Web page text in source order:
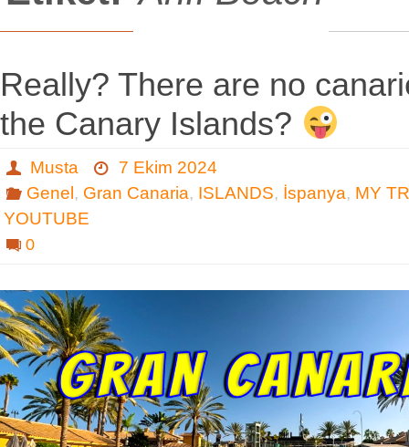
Really? There are no
the Canary Islands?
Musta
7 Ekim 2024
Genel , Gran Canaria, ISLANDS, İspanya, MY
YOUTUBE
0